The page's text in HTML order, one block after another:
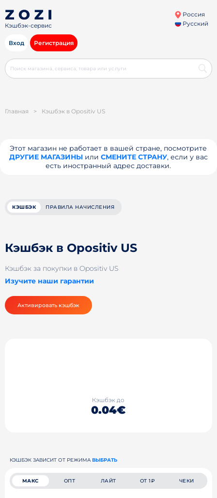
Кэшбэк-сервис
Россия
Русский
Вход Регистрация
Главная > Кэшбэк в Opositiv US
Этот магазин не работает в вашей стране, посмотрите
ДРУГИЕ МАГАЗИНЫили СМЕНИТЕ СТРАНУ, если у вас
есть иностранный адрес доставки.
КЭШБЭК ПРАВИЛА НАЧИСЛЕНИЯ
Кэшбэк в Opositiv US
Кэшбэк за покупки в Opositiv US
Изучите наши гарантии
Активировать кэшбэк
Кэшбэк до
0.04€
КЭШБЭК ЗАВИСИТ ОТ РЕЖИМА ВЫБРАТЬ
МАКС ОПТ ЛАЙТ ОТ 1₽ ЧЕКИ